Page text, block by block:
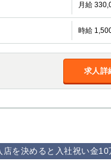
月給
時給
求人詳
を決めると入社祝い金